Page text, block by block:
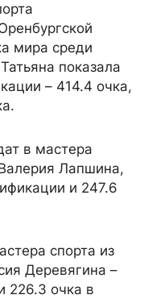
мира среди
показала
– 414.4 очка,
в мастера
Лапшина,
и 247.6
спорта из
Деревягина –
226.3 очка в